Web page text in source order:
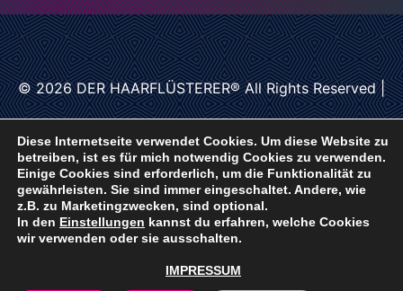
© 2026DER HAARFLÜSTERER®All Rights Reserved |
IMPRESSUM| Patreon|
Diese Internetseite verwendet Cookies. Um diese Website zu
betreiben, ist es für mich notwendig Cookies zu verwenden.
Einige Cookies sind erforderlich, um die Funktionalität zu
gewährleisten. Sie sind immer eingeschaltet. Andere, wie
z.B. zu Marketingzwecken, sind optional.
In den Einstellungen kannst du erfahren, welche Cookies
wir verwenden oder sie ausschalten.
IMPRESSUM